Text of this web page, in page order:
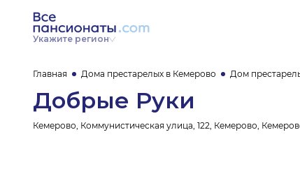
Укажите регион
Главная Дома престарелых в Кемерово Дом
Добрые Руки
Кемерово, Коммунистическая улица, 122, Кемерово,